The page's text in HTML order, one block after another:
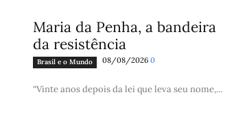
Maria da Penha, a bandeira
da resistência
Brasil e o Mundo 08/08/2026 0
“Vinte anos depois da lei que leva seu nome,...